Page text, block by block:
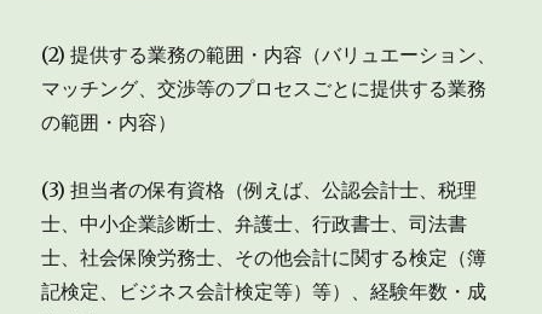
(2) 提供する業務の範囲・内容（バリュエーション、
マッチング、交渉等のプロセスごとに提供する業務
の範囲・内容）
(3) 担当者の保有資格（例えば、公認会計士、税理
士、中小企業診断士、弁護士、行政書士、司法書
士、社会保険労務士、その他会計に関する検定（簿
記検定、ビジネス会計検定等）等）、経験年数・成